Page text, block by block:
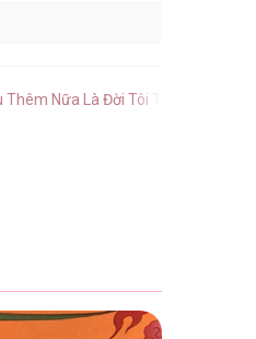
Thêm Nữa Là Đời Tôi Toang tiếng Việt